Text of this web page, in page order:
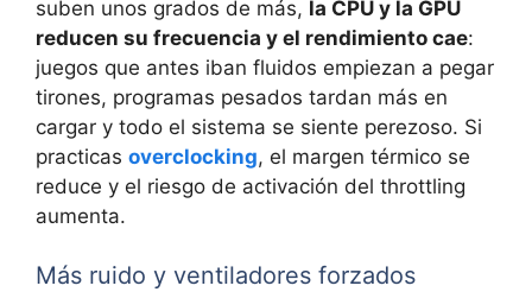
suben unos grados de más, la CPU y la GPU
reducen su frecuencia y el rendimiento cae:
juegos que antes iban fluidos empiezan a pegar
tirones, programas pesados tardan más en
cargar y todo el sistema se siente perezoso. Si
practicas overclocking, el margen térmico se
reduce y el riesgo de activación del throttling
aumenta.
Más ruido y ventiladores forzados